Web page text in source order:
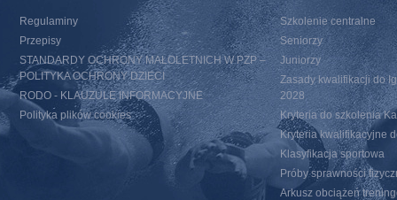
Regulaminy
Przepisy
STANDARDY OCHRONY MAŁOLETNICH W PZP –
POLITYKA OCHRONY DZIECI
RODO - KLAUZULE INFORMACYJNE
Polityka plików cookies
Szkolenie centralne
Seniorzy
Juniorzy
Zasady kwalifikacji do
2028
Kryteria do szkolenia
Kryteria kwalifikacyjne
Klasyfikacja sportowa
Próby sprawności
Arkusz obciążeń